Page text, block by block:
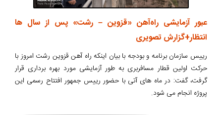
عبور آزمایشی راه‌آهن «قزوین – رشت» پس از سال ها
انتظار+گزارش تصویری
رییس سازمان برنامه و بودجه با بیان اینکه راه آهن قزوین رشت امروز با
حرکت اولین قطار مسافربری به طور آزمایشی مورد بهره برداری قرار
گرفت، گفت: در ماه های آتی با حضور رییس جمهور افتتاح رسمی این
پروژه انجام می شود.